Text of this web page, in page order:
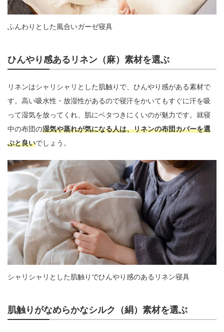
ふんわりとした風合いガーゼ寝具
ひんやり感あるリネン（麻）素材を選ぶ
リネンはシャリシャリとした肌触りで、ひんやり感がある素材で
す。高い吸水性・放湿性があるので寝汗をかいてもすぐに汗を吸
って湿気を放ってくれ、肌にベタつきにくいのが魅力です。就寝
中の布団の湿気や蒸れが気になる人は、リネンの布団カバーを選
ぶと良いでしょう。
シャリシャリとした肌触りでひんやり感のあるリネン寝具
肌触りがなめらかなシルク（絹）素材を選ぶ